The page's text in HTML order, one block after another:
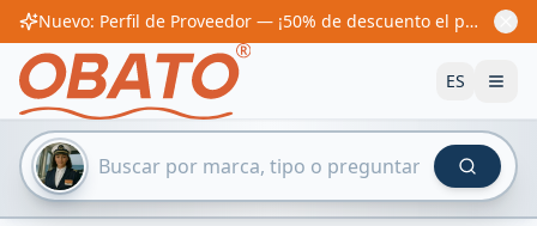
Nuevo: Perfil de Proveedor — ¡50% de descuento el primer año! Desde 60€/año
ES